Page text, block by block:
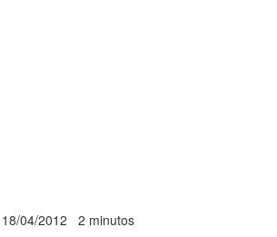
18/04/2012 2 minutos